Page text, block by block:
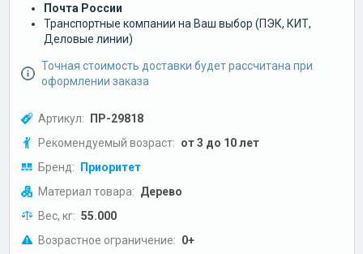
Почта России
Транспортные компании на Ваш выбор (ПЭК, КИТ,
Деловые линии)
Точная стоимость доставки будет рассчитана при
оформлении заказа
Артикул: ПР-29818
Рекомендуемый возраст: от 3 до 10 лет
Бренд: Приоритет
Материал товара: Дерево
Вес, кг: 55.000
Возрастное ограничение: 0+